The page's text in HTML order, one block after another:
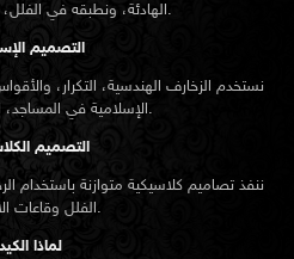
الهادئة، ونطبقه في الفلل، المكاتب، والصالات.
التصميم
نستخدم الزخارف الهندسية، التكرار،
الإسلامية في المساجد، الفلل، والمطاعم.
التصميم
ننفذ تصاميم كلاسيكية متوازنة باستخدام
الفلل وقاعات الاستقبال.
لماذا